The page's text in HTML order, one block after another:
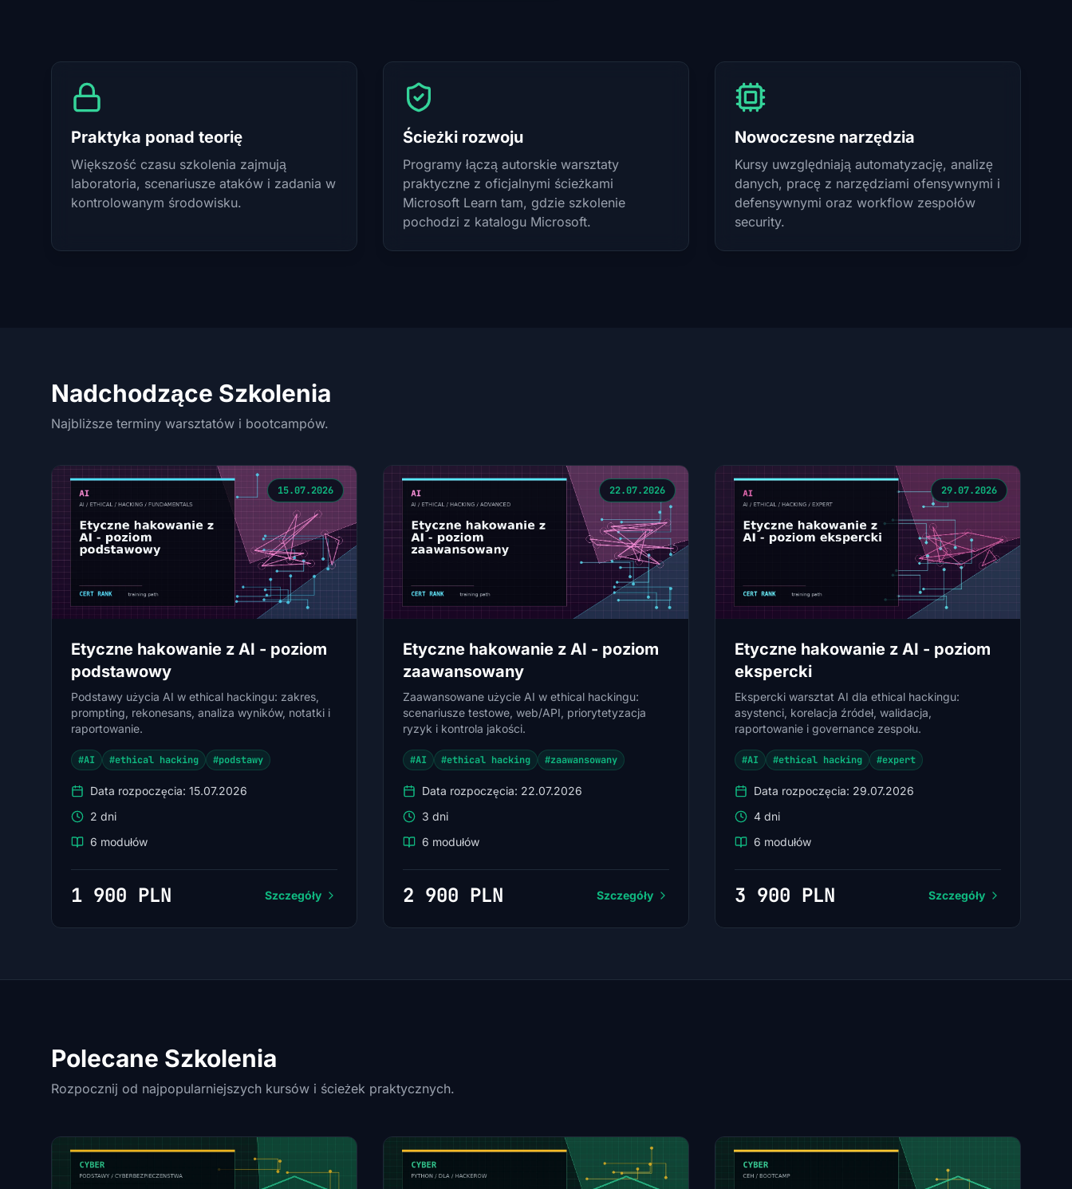
Praktyka ponad teorię
Większość czasu szkolenia zajmują
laboratoria, scenariusze ataków i zadania w
kontrolowanym środowisku.
Ścieżki rozwoju
Programy łączą autorskie warsztaty
praktyczne z oficjalnymi ścieżkami
Microsoft Learn tam, gdzie szkolenie
pochodzi z katalogu Microsoft.
Nowoczesne narzędzia
Kursy uwzględniają automatyzację, analizę
danych, pracę z narzędziami ofensywnymi i
defensywnymi oraz workflow zespołów
security.
Nadchodzące Szkolenia
Najbliższe terminy warsztatów i bootcampów.
15.07.2026
Etyczne hakowanie z AI - poziom
podstawowy
Podstawy użycia AI w ethical hackingu: zakres,
prompting, rekonesans, analiza wyników, notatki i
raportowanie.
#AI #ethical hacking #podstawy
Data rozpoczęcia: 15.07.2026
2 dni
6 modułów
1 900 PLN Szczegóły
22.07.2026
Etyczne hakowanie z AI - poziom
zaawansowany
Zaawansowane użycie AI w ethical hackingu:
scenariusze testowe, web/API, priorytetyzacja
ryzyk i kontrola jakości.
#AI #ethical hacking #zaawansowany
Data rozpoczęcia: 22.07.2026
3 dni
6 modułów
2 900 PLN Szczegóły
29.07.2026
Etyczne hakowanie z AI - poziom
ekspercki
Ekspercki warsztat AI dla ethical hackingu:
asystenci, korelacja źródeł, walidacja,
raportowanie i governance zespołu.
#AI #ethical hacking #expert
Data rozpoczęcia: 29.07.2026
4 dni
6 modułów
3 900 PLN Szczegóły
Polecane Szkolenia
Rozpocznij od najpopularniejszych kursów i ścieżek praktycznych.